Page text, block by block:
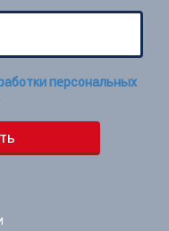
персональных